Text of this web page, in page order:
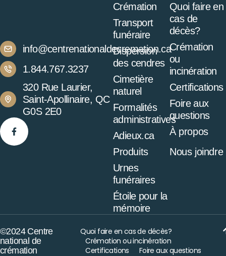
info@centrenationaldecremation.ca
1.844.767.3237
320 Rue Laurier,
Saint-Apollinaire, QC
G0S 2E0
Crémation
Transport
funéraire
Dispersion
des cendres
Cimetière
naturel
Formalités
administratives
Adieux.ca
Produits
Urnes
funéraires
Étoile pour la
mémoire
Quoi faire en
cas de
décès?
Crémation
ou
incinération
Certifications
Foire aux
questions
À propos
Nous joindre
©2024 Centre
national de
crémation
Quoi faire en cas de décès?
Crémation ou incinération
Certifications
Foire aux questions